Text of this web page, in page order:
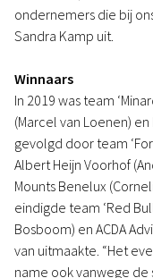
ondernemers die bij
Sandra Kamp uit.
Winnaars
In 2019 was team
(Marcel van Loenen)
gevolgd door team
Albert Heijn Voorhof
Mounts Benelux
eindigde team ‘Red
Bosboom) en ACDA
van uitmaakte. “Het
name ook vanwege de